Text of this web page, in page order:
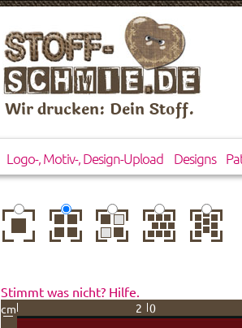
Wir drucken: Dein Stoff.
Logo-, Motiv-, Design-Upload Designs
zentriert
einfach
wiederholt
gespiegelthorizontal
versetzt
vertikal
versetzt
Stimmt was nicht? Hilfe.
cm 20